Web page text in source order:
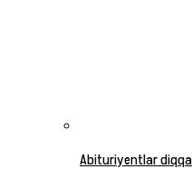
Abituriyentlar